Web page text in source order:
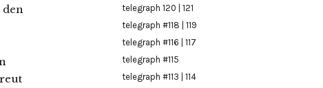
den
telegraph 120 | 121
telegraph #118 | 119
telegraph #116 | 117
telegraph #115
telegraph #113 | 114